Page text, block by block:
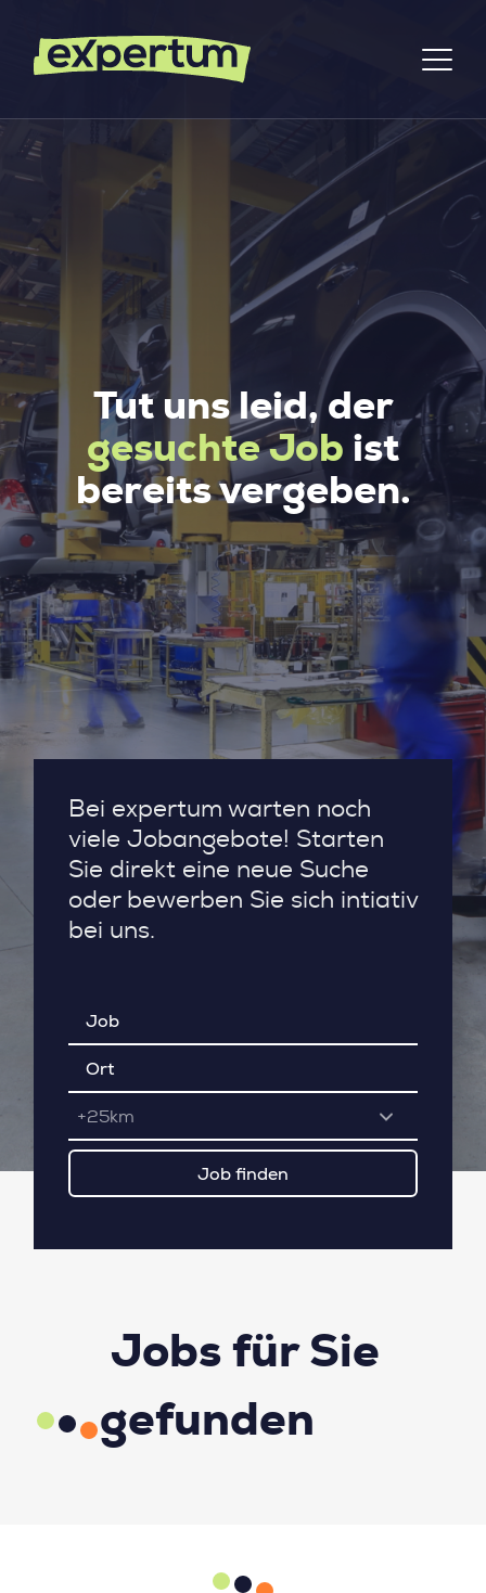
Tut uns leid, der
gesuchte Job ist
bereits vergeben.
Bei expertum warten noch
viele Jobangebote! Starten
Sie direkt eine neue Suche
oder bewerben Sie sich intiativ
bei uns.
+25km